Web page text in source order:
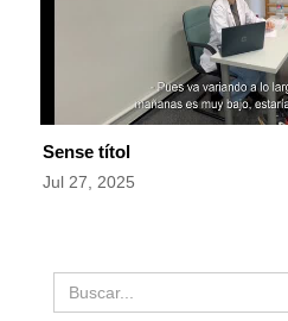
Sense títol
Jul 27, 2025